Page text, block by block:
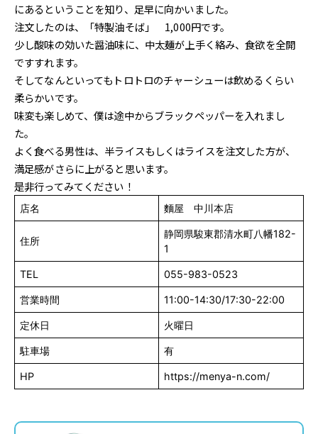
にあるということを知り、足早に向かいました。
注文したのは、「特製油そば」 1,000円です。
少し酸味の効いた醤油味に、中太麺が上手く絡み、食欲を全開
ですすれます。
そしてなんといってもトロトロのチャーシューは飲めるくらい
柔らかいです。
味変も楽しめて、僕は途中からブラックペッパーを入れまし
た。
よく食べる男性は、半ライスもしくはライスを注文した方が、
満足感がさらに上がると思います。
是非行ってみてください！
店名 麵屋 中川本店
住所
静岡県駿東郡清水町八幡182-
1
TEL 055-983-0523
営業時間 11:00-14:30/17:30-22:00
定休日 火曜日
駐車場 有
HP https://menya-n.com/